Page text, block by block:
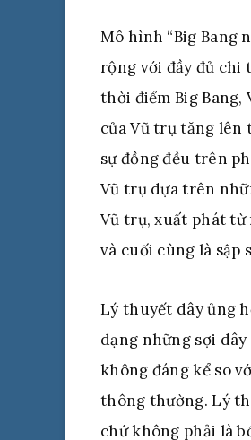
Mô hình “Big Bang
rộng với đầy đủ chi
thời điểm Big
của Vũ trụ tăng lên
sự đồng đều trên
Vũ trụ dựa trên
Vũ trụ, xuất phát từ
và cuối cùng là sập
Lý thuyết dây ủng
dạng những sợi
không đáng kể so
thông thường. Lý
chứ không phải là